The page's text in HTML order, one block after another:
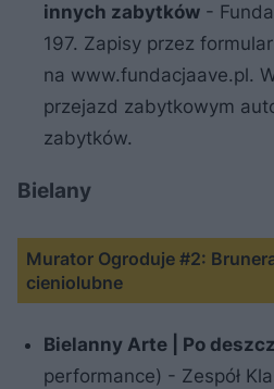
innych zabytków -
197. Zapisy przez
na www.fundacjaave.pl.
przejazd zabytkowym
zabytków.
Bielany
Murator Ogroduje #2:
cieniolubne
Bielanny Arte | Po
performance) - Zespół